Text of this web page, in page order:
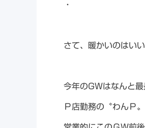
・
さて、暖かいのはい
今年のGWはなんと最
Ｐ店勤務の〝わんＰ